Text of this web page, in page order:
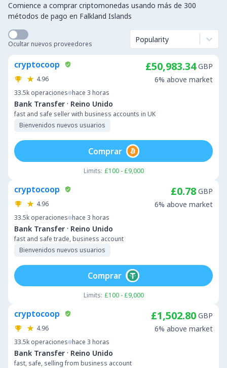
Comience a comprar criptomonedas usando más de 300
métodos de pago en Falkland Islands
Ocultar nuevos proveedores Popularity
cryptocoop
4.96
33.5k operaciones hace 3 horas
Bank Transfer · Reino Unido
fast and safe seller with business accounts in UK
Bienvenidos nuevos usuarios
£50,983.34 GBP
6% above market
Limits: £100 - £9,000
Comprar
cryptocoop
4.96
33.5k operaciones hace 3 horas
Bank Transfer · Reino Unido
fast and safe trade, business account
Bienvenidos nuevos usuarios
£0.78 GBP
6% above market
Limits: £100 - £9,000
Comprar
cryptocoop
4.96
33.5k operaciones hace 3 horas
Bank Transfer · Reino Unido
fast, safe, selling from business account
£1,502.80 GBP
6% above market